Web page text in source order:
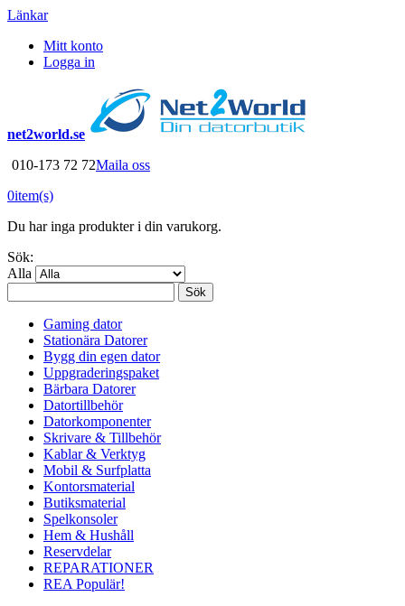
Länkar
Mitt konto
Logga in
net2world.se
010-173 72 72Maila oss
0item(s)
Du har inga produkter i din varukorg.
Sök:
Alla
Sök
Gaming dator
Stationära Datorer
Bygg din egen dator
Uppgraderingspaket
Bärbara Datorer
Datortillbehör
Datorkomponenter
Skrivare & Tillbehör
Kablar & Verktyg
Mobil & Surfplatta
Kontorsmaterial
Butiksmaterial
Spelkonsoler
Hem & Hushåll
Reservdelar
REPARATIONER
REA Populär!